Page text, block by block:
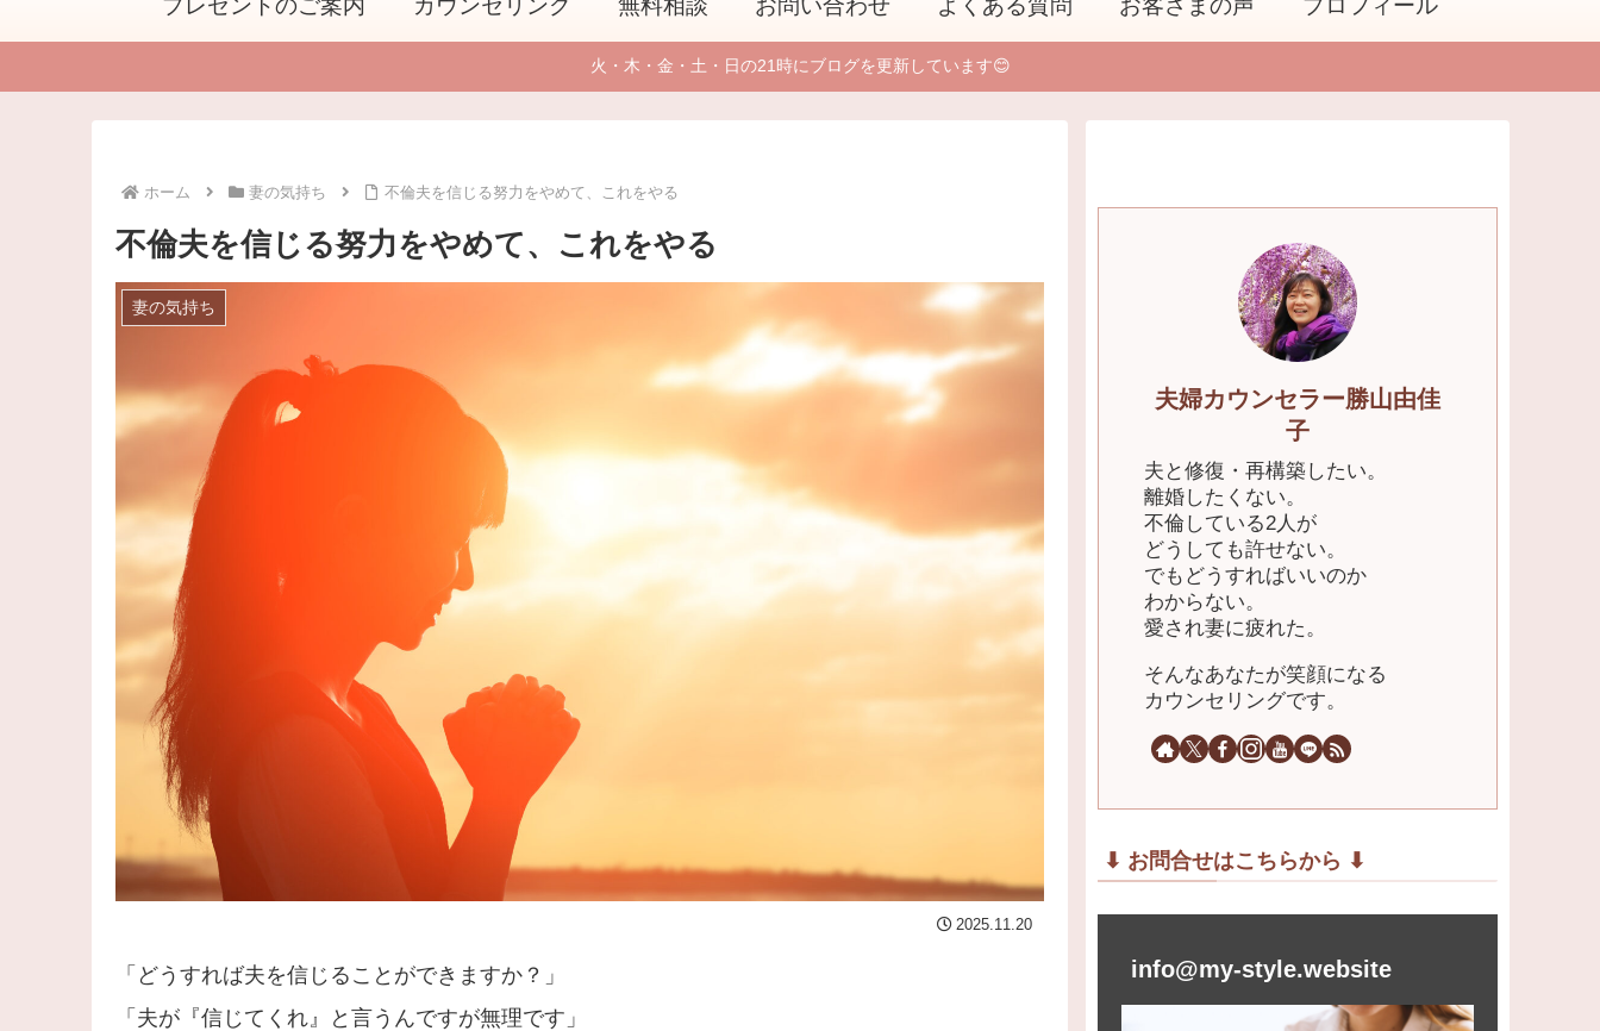
プレゼントのご案内 カウンセリング 無料相談 お問い合わせ よくある質問 お客さまの声 プロフィール
火・木・金・土・日の21時にブログを更新しています😊
ホーム 妻の気持ち 不倫夫を信じる努力をやめて、これをやる
不倫夫を信じる努力をやめて、これをやる
妻の気持ち
2025.11.20
「どうすれば夫を信じることができますか？」
「夫が『信じてくれ』と言うんですが無理です」
夫婦カウンセラー勝山由佳
子
夫と修復・再構築したい。
離婚したくない。
不倫している2人が
どうしても許せない。
でもどうすればいいのか
わからない。
愛され妻に疲れた。
そんなあなたが笑顔になる
カウンセリングです。
⬇︎ お問合せはこちらから ⬇︎
info@my-style.website